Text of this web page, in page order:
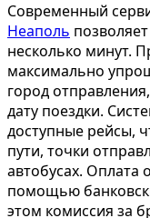
Современный
Неаполь
несколько минут.
максимально
город
дату поездки.
доступные рейсы,
пути, точки
автобусах. Оплата
помощью
этом комиссия за